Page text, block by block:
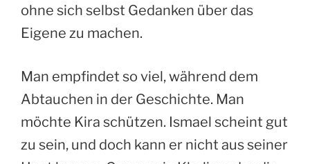
ohne sich selbst Gedanken über das
Eigene zu machen.
Man empfindet so viel, während dem
Abtauchen in der Geschichte. Man
möchte Kira schützen. Ismael scheint gut
zu sein, und doch kann er nicht aus seiner